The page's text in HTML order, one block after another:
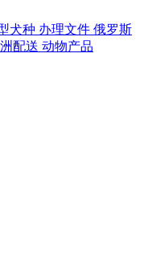
犬种 办理文件 俄罗斯
配送 动物产品